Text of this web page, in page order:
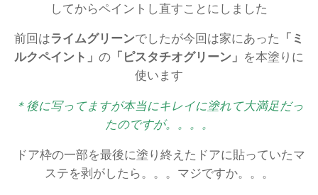
してからペイントし直すことにしました
前回はライムグリーンでしたが今回は家にあった 「ミ
ルクペイント」 の 「ピスタチオグリーン」 を本塗りに
使います
＊後に写ってますが本当にキレイに塗れて大満足だっ
たのですが。。。。
ドア枠の一部を最後に塗り終えたドアに貼っていたマ
ステを剥がしたら。。。マジですか。。。